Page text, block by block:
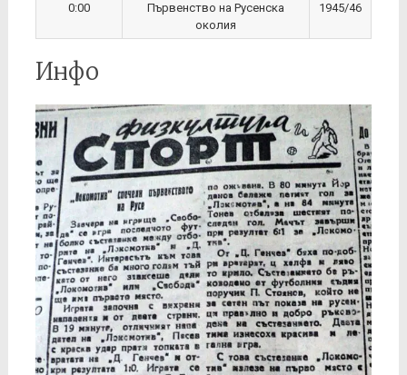
0:00
Първенство на Русенска
околия
1945/46
Инфо